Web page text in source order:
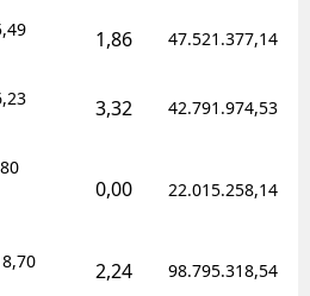
1,86 47.521.377,14
3,32 42.791.974,53
0,00 22.015.258,14
2,24 98.795.318,54